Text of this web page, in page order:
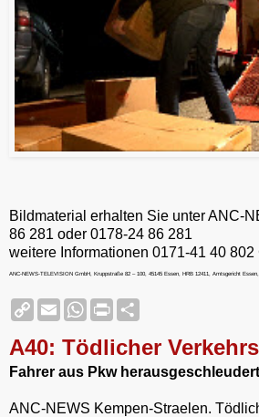
Bildmaterial erhalten Sie unter ANC-
86 281 oder 0178-24 86 281
weitere Informationen 0171-41 40 802
ANC-NEWS-TELEVISION GmbH, Kruppstraße 82 – 100, 45145 Essen, HRB 12411, Amtsgericht
C
o
y
i
k
E
m
W
h
t
s
A
p
r
n
F
i
r
A40: Tödlicher
Fahrer aus Pkw herausgeschleudert
ANC-NEWS Kempen-Straelen.